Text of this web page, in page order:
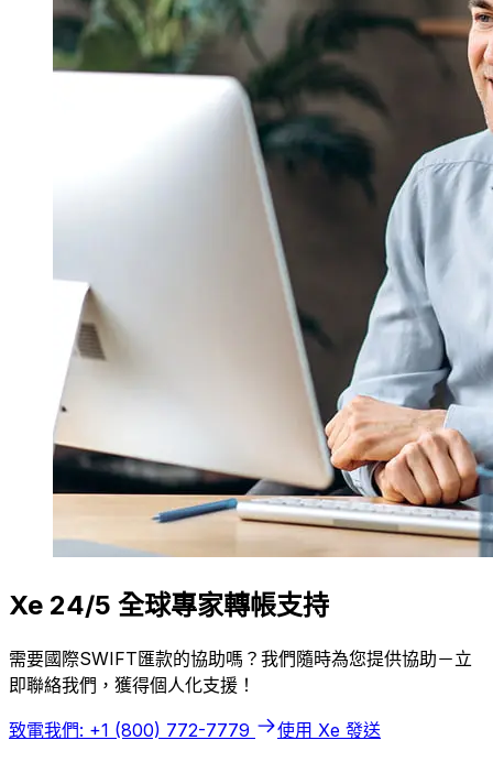
Xe 24/5 全球專家轉帳支持
需要國際SWIFT匯款的協助嗎？我們隨時為您提供協助－立
即聯絡我們，獲得個人化支援！
致電我們: +1 (800) 772-7779 使用 Xe 發送